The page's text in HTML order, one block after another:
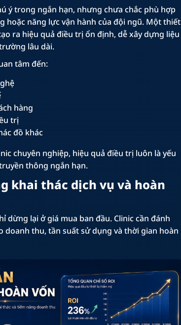
ý trong ngắn hạn, nhưng chưa chắc phù hợp
hoặc năng lực vận hành của đội ngũ. Một thiết
ra hiệu quả điều trị ổn định, dễ xây dựng liệu
lâu dài.
tâm đến:
hàng
trị
đồ khác
chuyên nghiệp, hiệu quả điều trị luôn là yếu
thông ngắn hạn.
khai thác dịch vụ và hoàn
dừng lại ở giá mua ban đầu. Clinic cần đánh
doanh thu, tần suất sử dụng và thời gian hoàn